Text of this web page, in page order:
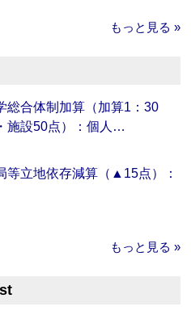
もっと見る »
総合体制加算（加算1：30
施設50点）：個人…
等立地依存減算（▲15点）：
もっと見る »